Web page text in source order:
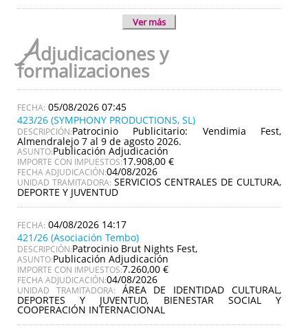
Ver más
Adjudicaciones y
formalizaciones
05/08/2026 07:45
423/26 (SYMPHONY PRODUCTIONS, SL)
DESCRIPCIÓN:Patrocinio Publicitario: Vendimia Fest,
Almendralejo 7 al 9 de agosto 2026.
ASUNTO:Publicación Adjudicación
IMPORTE CON IMPUESTOS:17.908,00 €
FECHA ADJUDICACIÓN:04/08/2026
UNIDAD TRAMITADORA: SERVICIOS CENTRALES DE CULTURA,
DEPORTE Y JUVENTUD
04/08/2026 14:17
421/26 (Asociación Tembo)
DESCRIPCIÓN:Patrocinio Brut Nights Fest,
ASUNTO:Publicación Adjudicación
IMPORTE CON IMPUESTOS:7.260,00 €
FECHA ADJUDICACIÓN:04/08/2026
UNIDAD TRAMITADORA: ÁREA DE IDENTIDAD CULTURAL,
DEPORTES Y JUVENTUD, BIENESTAR SOCIAL Y
COOPERACIÓN INTERNACIONAL